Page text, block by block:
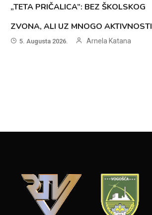
„TETA PRIČALICA”: BEZ ŠKOLSKOG
ZVONA, ALI UZ MNOGO AKTIVNOSTI
5. Augusta 2026. Arnela Katana